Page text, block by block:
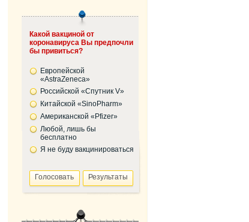
Какой вакциной от
коронавируса Вы предпочли
бы привиться?
Европейской
«AstraZeneca»
Российской «Спутник V»
Китайской «SinoPharm»
Американской «Pfizer»
Любой, лишь бы
бесплатно
Я не буду вакцинироваться